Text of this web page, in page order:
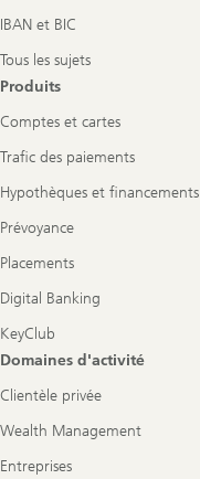
IBAN et BIC
Tous les sujets
Produits
Comptes et cartes
Trafic des paiements
Hypothèques et financements
Prévoyance
Placements
Digital Banking
KeyClub
Domaines d'activité
Clientèle privée
Wealth Management
Entreprises